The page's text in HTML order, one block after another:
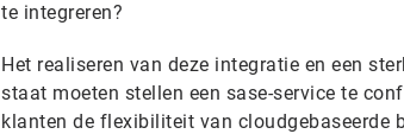
te integreren?
Het realiseren van deze integratie en een
staat moeten stellen een sase-service te
klanten de flexibiliteit van cloudgebaseerde